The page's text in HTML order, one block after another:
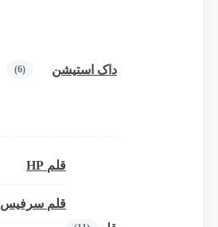
داک استیشن (6)
قلم HP
قلم سرفیس Microsoft